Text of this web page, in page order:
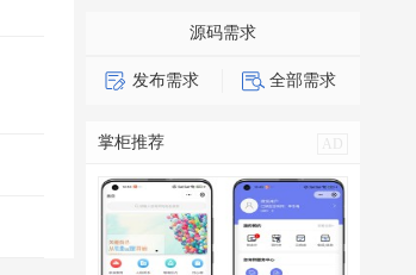
源码需求
发布需求 全部需求
掌柜推荐 AD